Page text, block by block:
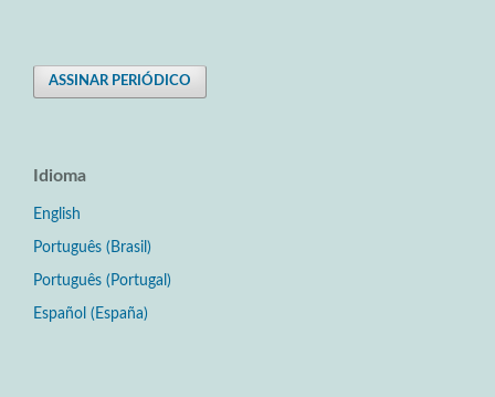
ASSINAR PERIÓDICO
Idioma
English
Português (Brasil)
Português (Portugal)
Español (España)